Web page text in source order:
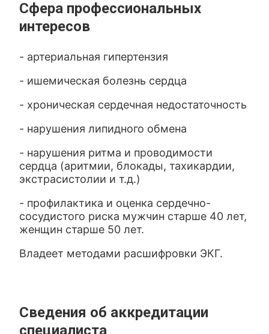
Сфера профессиональных
интересов
- артериальная гипертензия
- ишемическая болезнь сердца
- хроническая сердечная недостаточность
- нарушения липидного обмена
- нарушения ритма и проводимости
сердца (аритмии, блокады, тахикардии,
экстрасистолии и т.д.)
- профилактика и оценка сердечно-
сосудистого риска мужчин старше 40 лет,
женщин старше 50 лет.
Владеет методами расшифровки ЭКГ.
Сведения об аккредитации
специалиста